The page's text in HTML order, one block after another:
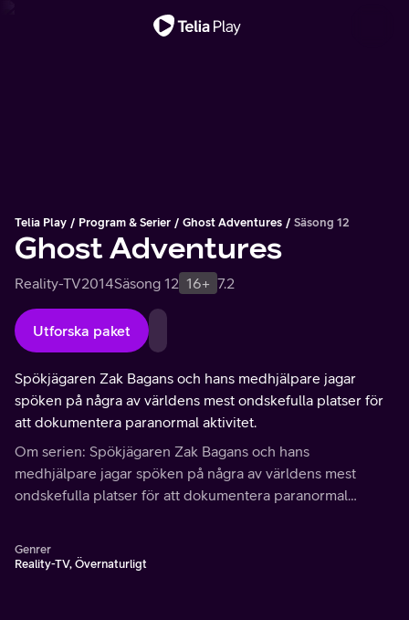
Telia Play Program & Serier Ghost Adventures Säsong 12
Ghost Adventures
Reality-TV2014Säsong 12 16+ 7.2
Utforska paket
Spökjägaren Zak Bagans och hans medhjälpare jagar
spöken på några av världens mest ondskefulla platser för
att dokumentera paranormal aktivitet.
Om serien: Spökjägaren Zak Bagans och hans
medhjälpare jagar spöken på några av världens mest
ondskefulla platser för att dokumentera paranormal
Genrer
Reality-TV, Övernaturligt